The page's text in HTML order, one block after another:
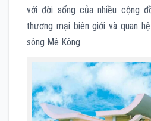
với đời sống của nhiều cộng
thương mại biên giới và quan
sông Mê Kông.